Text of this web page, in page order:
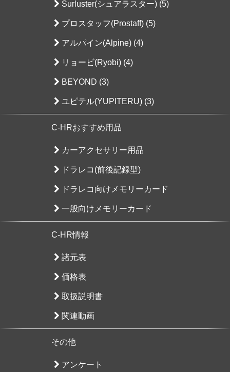
Surluster(シュアラスター) (5)
プロスタッフ(Prostaff) (5)
アルパイン(Alpine) (4)
リョービ(Ryobi) (4)
BEYOND (3)
ユピテル(YUPITERU) (3)
C-HRおすすめ用品
カーアクセサリー用品
ドラレコ(前後記録型)
ドラレコ向けメモリーカード
一般向けメモリーカード
C-HR情報
諸元表
価格表
取扱説明書
関連動画
その他
アンケート